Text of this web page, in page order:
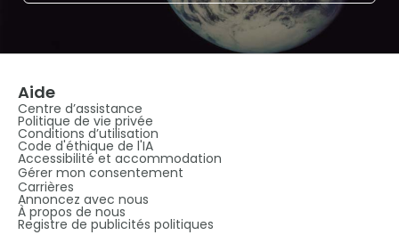
Aide
Centre d’assistance
Politique de vie privée
Conditions d’utilisation
Code d'éthique de l'IA
Accessibilité et accommodation
Gérer mon consentement
Carrières
Annoncez avec nous
À propos de nous
Registre de publicités politiques